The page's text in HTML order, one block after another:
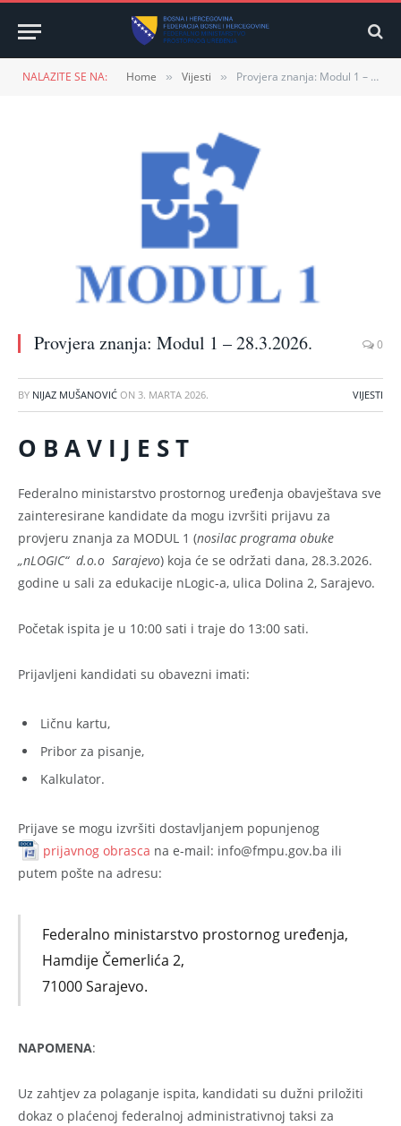
NALAZITE SE NA: Home » Vijesti » Provjera znanja: Modul 1 – 28.3.2026.
Provjera znanja: Modul 1 – 28.3.2026. 0
BY NIJAZ MUŠANOVIĆ ON 3. MARTA 2026. VIJESTI
O B A V I J E S T
Federalno ministarstvo prostornog uređenja obavještava sve
zainteresirane kandidate da mogu izvršiti prijavu za
provjeru znanja za MODUL 1 (nosilac programa obuke
„nLOGIC“ d.o.o Sarajevo) koja će se održati dana, 28.3.2026.
godine u sali za edukacije nLogic-a, ulica Dolina 2, Sarajevo.
Početak ispita je u 10:00 sati i traje do 13:00 sati.
Prijavljeni kandidati su obavezni imati:
Ličnu kartu,
Pribor za pisanje,
Kalkulator.
Prijave se mogu izvršiti dostavljanjem popunjenog
prijavnog obrasca na e-mail: info@fmpu.gov.ba ili
putem pošte na adresu:
Federalno ministarstvo prostornog uređenja,
Hamdije Čemerlića 2,
71000 Sarajevo.
NAPOMENA:
Uz zahtjev za polaganje ispita, kandidati su dužni priložiti
dokaz o plaćenoj federalnoj administrativnoj taksi za